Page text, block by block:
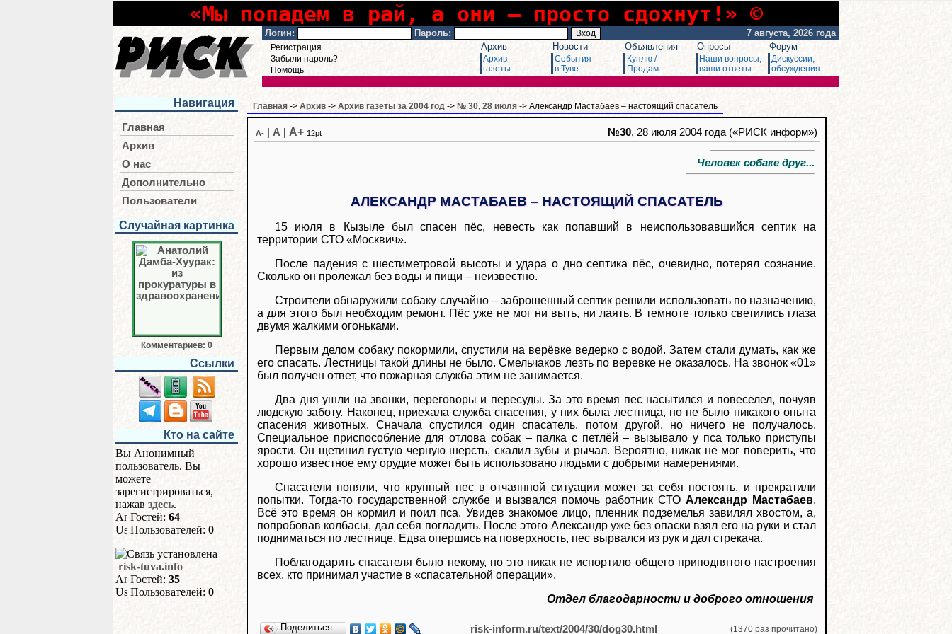
«Мы попадем в рай, а они – просто сдохнут!» ©
Логин: Пароль: 7 августа, 2026 года
Регистрация
Забыли пароль?
Помощь
Архив
Архив
газеты
Новости
События
в Туве
Объявления
Куплю /
Продам
Опросы
Наши вопросы,
ваши ответы
Форум
Дискуссии,
обсуждения
Навигация
Главная
Архив
О нас
Дополнительно
Пользователи
Случайная картинка
Комментариев: 0
Ссылки
Кто на сайте
Вы Анонимный
пользователь. Вы
можете
зарегистрироваться,
нажав здесь.
Гостей: 64
Пользователей: 0
risk-tuva.info
Гостей: 35
Пользователей: 0
Главная -> Архив -> Архив газеты за 2004 год -> № 30, 28 июля -> Александр Мастабаев – настоящий спасатель
A- A A+ 12pt №30, 28 июля 2004 года («РИСК информ»)
Человек собаке друг...
АЛЕКСАНДР МАСТАБАЕВ – НАСТОЯЩИЙ СПАСАТЕЛЬ
15 июля в Кызыле был спасен пёс, невесть как попавший в неиспользовавшийся септик на
территории СТО «Москвич».
После падения с шестиметровой высоты и удара о дно септика пёс, очевидно, потерял сознание.
Сколько он пролежал без воды и пищи – неизвестно.
Строители обнаружили собаку случайно – заброшенный септик решили использовать по назначению,
а для этого был необходим ремонт. Пёс уже не мог ни выть, ни лаять. В темноте только светились глаза
двумя жалкими огоньками.
Первым делом собаку покормили, спустили на верёвке ведерко с водой. Затем стали думать, как же
его спасать. Лестницы такой длины не было. Смельчаков лезть по веревке не оказалось. На звонок «01»
был получен ответ, что пожарная служба этим не занимается.
Два дня ушли на звонки, переговоры и пересуды. За это время пес насытился и повеселел, почуяв
людскую заботу. Наконец, приехала служба спасения, у них была лестница, но не было никакого опыта
спасения животных. Сначала спустился один спасатель, потом другой, но ничего не получалось.
Специальное приспособление для отлова собак – палка с петлёй – вызывало у пса только приступы
ярости. Он щетинил густую черную шерсть, скалил зубы и рычал. Вероятно, никак не мог поверить, что
хорошо известное ему орудие может быть использовано людьми с добрыми намерениями.
Спасатели поняли, что крупный пес в отчаянной ситуации может за себя постоять, и прекратили
попытки. Тогда-то государственной службе и вызвался помочь работник СТОАлександр Мастабаев.
Всё это время он кормил и поил пса. Увидев знакомое лицо, пленник подземелья завилял хвостом, а,
попробовав колбасы, дал себя погладить. После этого Александр уже без опаски взял его на руки и стал
подниматься по лестнице. Едва опершись на поверхность, пес вырвался из рук и дал стрекача.
Поблагодарить спасателя было некому, но это никак не испортило общего приподнятого настроения
всех, кто принимал участие в «спасательной операции».
Отдел благодарности и доброго отношения
Поделиться… risk-inform.ru/text/2004/30/dog30.html (1370 раз прочитано)